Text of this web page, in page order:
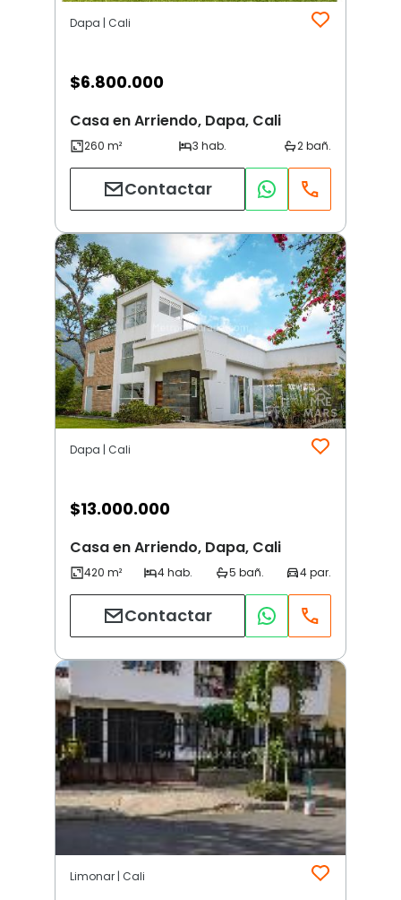
Dapa | Cali
$6.800.000
Casa en Arriendo, Dapa, Cali
Contactar
Dapa | Cali
$13.000.000
Casa en Arriendo, Dapa, Cali
Contactar
Limonar | Cali